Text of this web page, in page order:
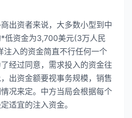
资者来说，大多数小型到中
低资金为3,700美元(3万人民
注入的资金简直不行任何一个
经过同意，需求投入的资金往
出资金额要视事务规模，销售
况来定。中方当局会根据每个
适宜的注入资金。